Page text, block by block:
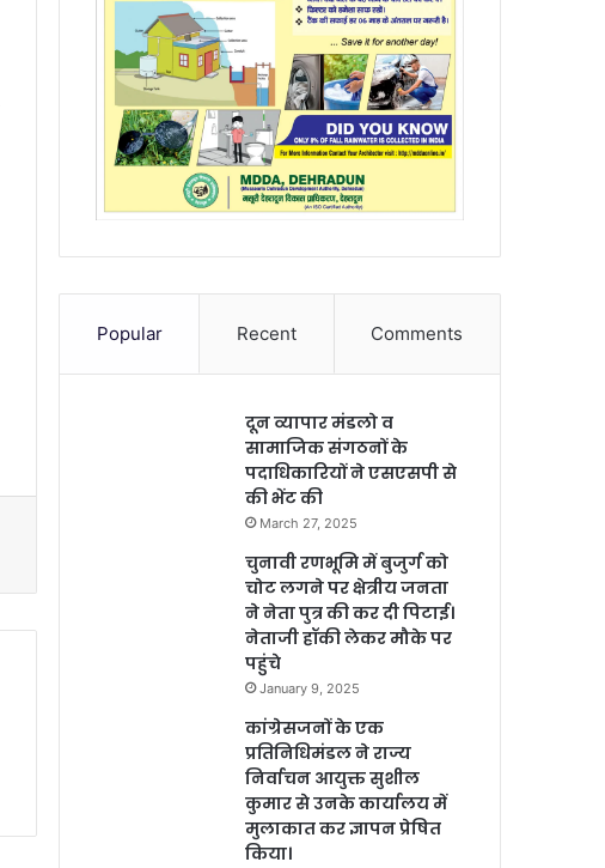
Popular Recent Comments
दून व्यापार मंडलो व
सामाजिक संगठनों के
पदाधिकारियों ने एसएसपी से
की भेंट की
March 27, 2025
चुनावी रणभूमि में बुजुर्ग को
चोट लगने पर क्षेत्रीय जनता
ने नेता पुत्र की कर दी पिटाई।
नेताजी हॉकी लेकर मौके पर
पहुंचे
January 9, 2025
कांग्रेसजनों के एक
प्रतिनिधिमंडल ने राज्य
निर्वाचन आयुक्त सुशील
कुमार से उनके कार्यालय में
मुलाकात कर ज्ञापन प्रेषित
किया।